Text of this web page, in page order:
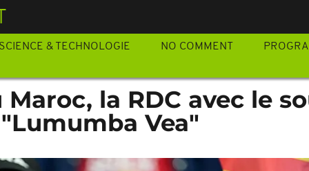
SCIENCE & TECHNOLOGIE NO COMMENT
Maroc, la RDC avec le
Vea"